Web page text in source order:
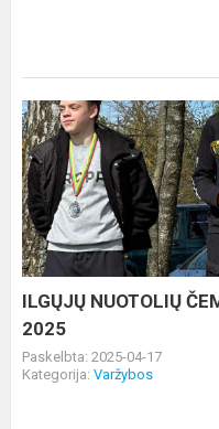
ILGŲJŲ
NUOTOLIŲ
ČEMPIONATAS
MARIJAMPOLĖ
2025
ILGŲJŲ NUOTOLIŲ
2025
Paskelbta: 2025-04-17
Kategorija: Varžybos